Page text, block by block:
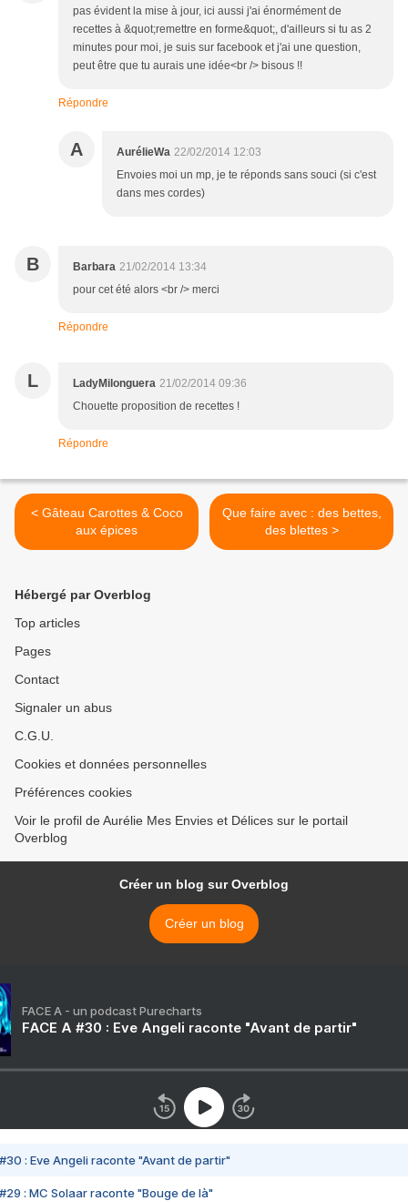
pas évident la mise à jour, ici aussi j'ai énormément de
recettes à &quot;remettre en forme&quot;, d'ailleurs si tu as 2
minutes pour moi, je suis sur facebook et j'ai une question,
peut être que tu aurais une idée<br /> bisous !!
Répondre
A AurélieWa 22/02/2014 12:03
Envoies moi un mp, je te réponds sans souci (si c'est
dans mes cordes)
B Barbara 21/02/2014 13:34
pour cet été alors <br /> merci
Répondre
L LadyMilonguera 21/02/2014 09:36
Chouette proposition de recettes !
Répondre
< Gâteau Carottes & Coco
aux épices
Que faire avec : des bettes,
des blettes >
Hébergé par Overblog
Top articles
Pages
Contact
Signaler un abus
C.G.U.
Cookies et données personnelles
Préférences cookies
Voir le profil de Aurélie Mes Envies et Délices sur le portail
Overblog
Créer un blog sur Overblog
Créer un blog
FACE A - un podcast Purecharts
FACE A #30 : Eve Angeli raconte "Avant de partir"
#30 : Eve Angeli raconte "Avant de partir"
#29 : MC Solaar raconte "Bouge de là"